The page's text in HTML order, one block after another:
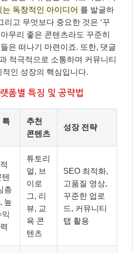
독창적인 아이디어 를 발굴하
리고 무엇보다 중요한 것은 ‘꾸
아무리 좋은 콘텐츠라도 꾸준히
은 떠나기 마련이죠. 또한, 댓글
적극적으로 소통하며 커뮤니티
인 성장의 핵심입니다.
폼별 특징 및 공략법
특
추천
콘텐츠
성장 전략
층
높
익
튜토리
얼, 브
이로
그, 리
뷰, 교
육 콘
텐츠
SEO 최적화,
고품질 영상,
꾸준한 업로
드, 커뮤니티
탭 활용